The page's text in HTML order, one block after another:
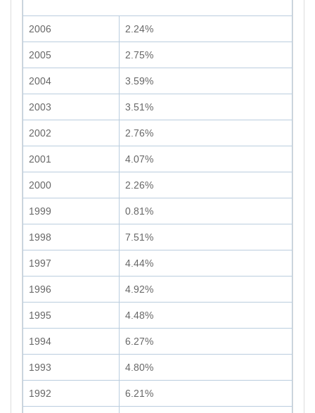
2006 2.24%
2005 2.75%
2004 3.59%
2003 3.51%
2002 2.76%
2001 4.07%
2000 2.26%
1999 0.81%
1998 7.51%
1997 4.44%
1996 4.92%
1995 4.48%
1994 6.27%
1993 4.80%
1992 6.21%